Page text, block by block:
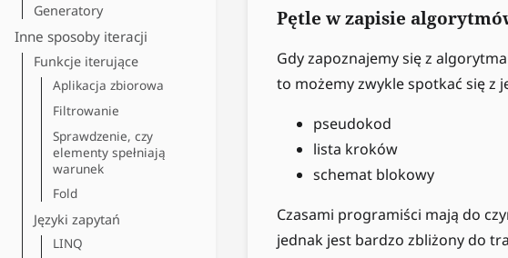
Generatory
Inne sposoby iteracji
Funkcje iterujące
Aplikacja zbiorowa
Filtrowanie
Sprawdzenie, czy
elementy spełniają
warunek
Fold
Języki zapytań
LINQ
Pętle w zapisie
Gdy zapoznajemy się z
to możemy zwykle spotkać się z
pseudokod
lista kroków
schemat blokowy
Czasami programiści mają do
jednak jest bardzo zbliżony do